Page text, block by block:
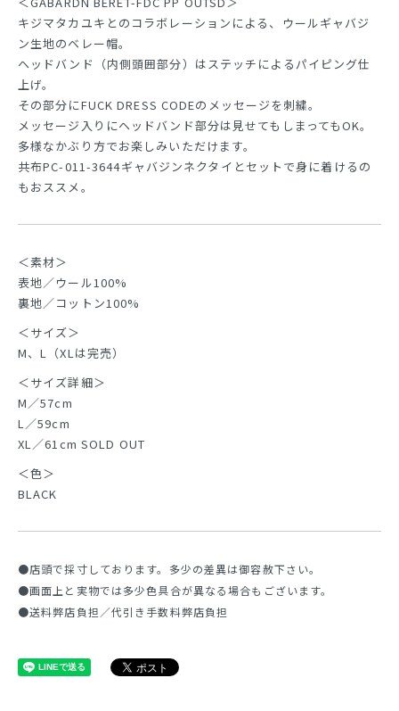
キジマタカユキとのコラボレーションによる、ウールギャバジ
ン生地のベレー帽。
ヘッドバンド（内側頭囲部分）はステッチによるパイピング仕
上げ。
その部分にFUCK DRESS CODEのメッセージを刺繍。
メッセージ入りにヘッドバンド部分は見せてもしまってもOK。
多様なかぶり方でお楽しみいただけます。
共布PC-011-3644ギャバジンネクタイとセットで身に着けるの
もおススメ。
＜素材＞
表地／ウール100%
裏地／コットン100%
＜サイズ＞
M、L（XLは完売）
＜サイズ詳細＞
M／57cm
L／59cm
XL／61cm SOLD OUT
＜色＞
BLACK
●店頭で採寸しております。多少の差異は御容赦下さい。
●画面上と実物では多少色具合が異なる場合もございます。
●送料弊店負担／代引き手数料弊店負担